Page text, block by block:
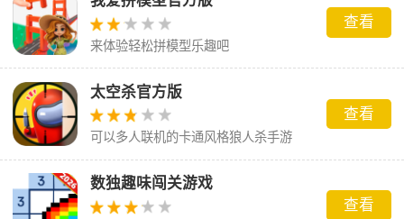
来体验轻松拼模型乐趣吧
查看
太空杀官方版
可以多人联机的卡通风格狼人杀手游
查看
数独趣味闯关游戏
查看